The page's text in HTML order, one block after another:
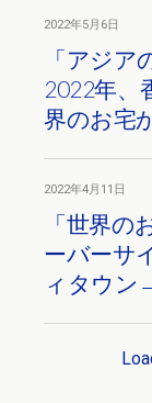
2022年5月6日
「アジア
2022年、
界のお宅
2022年4月11日
「世界の
ーバーサ
ィタウン